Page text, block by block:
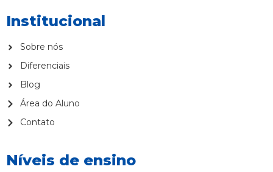
Institucional
Sobre nós
Diferenciais
Blog
Área do Aluno
Contato
Níveis de ensino